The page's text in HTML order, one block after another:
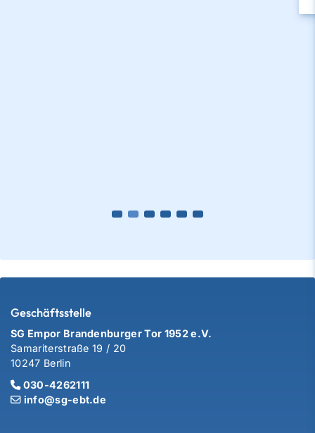
Geschäftsstelle
SG Empor Brandenburger Tor 1952 e.V.
Samariterstraße 19 / 20
10247 Berlin
030-4262111
info@sg-ebt.de